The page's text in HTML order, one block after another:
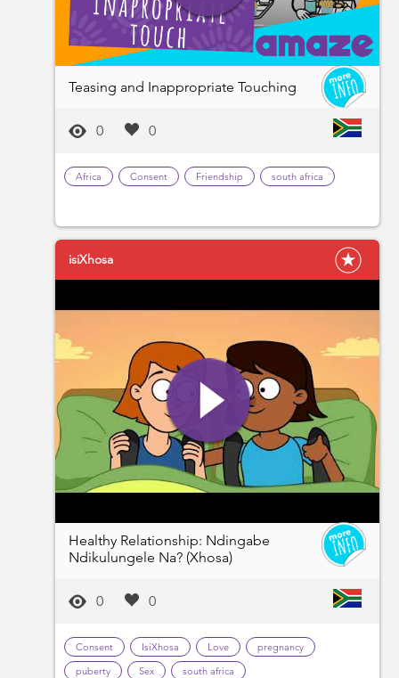
Teasing and Inappropriate Touching
0 0
Africa Consent Friendship south africa
isiXhosa
Healthy Relationship: Ndingabe
Ndikulungele Na? (Xhosa)
0 0
Consent IsiXhosa Love
pregnancy
puberty
Sex south africa